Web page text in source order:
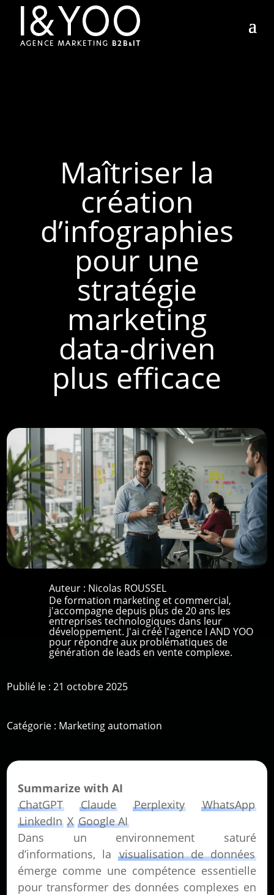
Maîtriser la
création
d’infographies
pour une
stratégie
marketing
data-driven
plus efficace
Auteur : Nicolas ROUSSEL
De formation marketing et commercial,
j'accompagne depuis plus de 20 ans les
entreprises technologiques dans leur
développement. J'ai créé l'agence I AND YOO
pour répondre aux problématiques de
génération de leads en vente complexe.
Publié le : 21 octobre 2025
Catégorie : Marketing automation
Summarize with AI
ChatGPT
Claude Perplexity
WhatsApp
LinkedIn X Google AI
Dans un environnement saturé
d’informations, lavisualisation de données
émerge comme une compétence essentielle
pour transformer des données complexes en